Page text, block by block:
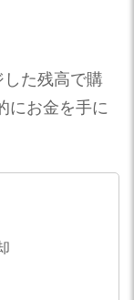
た残高で購
にお金を手に